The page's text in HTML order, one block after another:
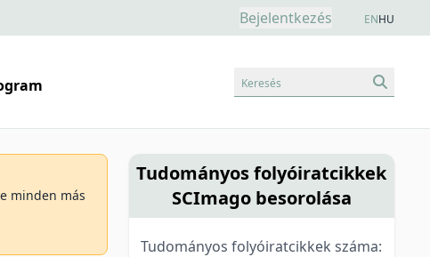
Bejelentkezés ENHU
Keresés
minden más
Tudományos folyóiratcikkek
SCImago besorolása
Tudományos folyóiratcikkek száma: